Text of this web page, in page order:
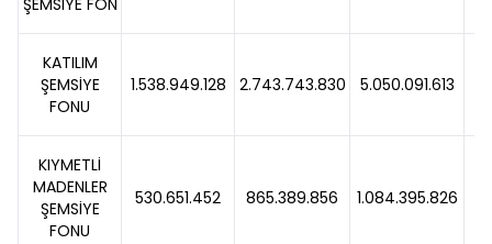
ŞEMSİYE FON
KATILIM
ŞEMSİYE
FONU
1.538.949.128 2.743.743.830 5.050.091.613
KIYMETLİ
MADENLER
ŞEMSİYE
FONU
530.651.452 865.389.856 1.084.395.826